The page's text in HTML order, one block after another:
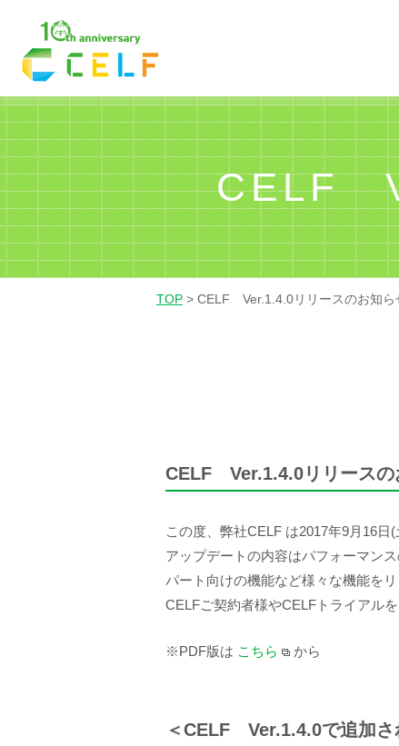
CELF
TOP > CELF Ver.1.4.0リリースのお知ら
CELF Ver.1.4.0リリースの
この度、弊社CELF は2017年9月16日
アップデートの内容はパフォーマン
パート向けの機能など様々な機能をリ
CELFご契約者様やCELFトライアル
※PDF版は こちら から
＜CELF Ver.1.4.0で追加さ